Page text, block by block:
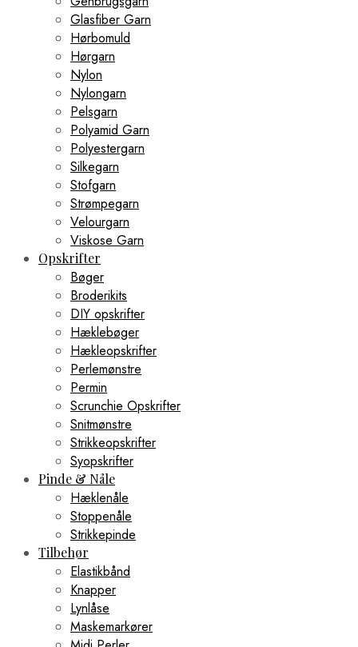
Glasfiber Garn
Hørbomuld
Hørgarn
Nylon
Nylongarn
Pelsgarn
Polyamid Garn
Polyestergarn
Silkegarn
Stofgarn
Strømpegarn
Velourgarn
Viskose Garn
Opskrifter
Bøger
Broderikits
DIY opskrifter
Hæklebøger
Hækleopskrifter
Perlemønstre
Permin
Scrunchie Opskrifter
Snitmønstre
Strikkeopskrifter
Syopskrifter
Pinde & Nåle
Hæklenåle
Stoppenåle
Strikkepinde
Tilbehør
Elastikbånd
Knapper
Lynlåse
Maskemarkører